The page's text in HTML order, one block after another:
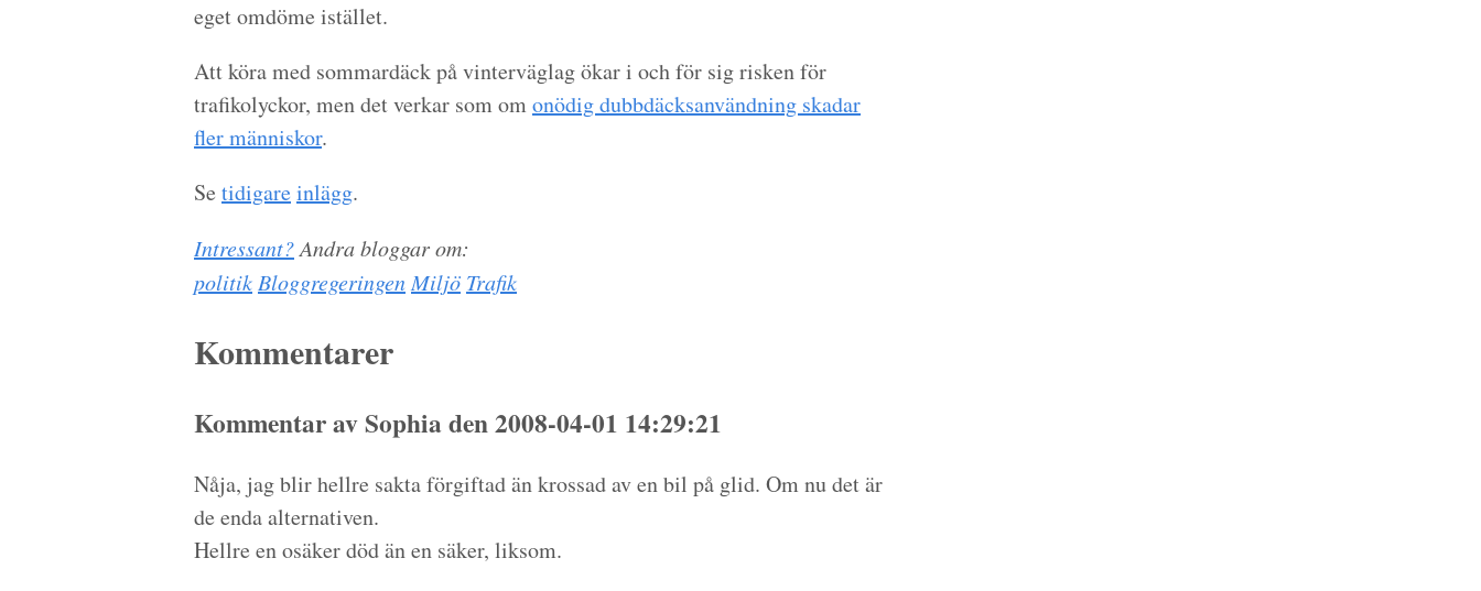
eget omdöme istället.
Att köra med sommardäck på vinterväglag ökar i och för sig risken för
trafikolyckor, men det verkar som omonödig dubbdäcksanvändning skadar
fler människor.
Se tidigareinlägg.
Intressant?Andra bloggar om:
politik Bloggregeringen Miljö Trafik
Kommentarer
Kommentar av Sophia den 2008-04-01 14:29:21
Nåja, jag blir hellre sakta förgiftad än krossad av en bil på glid. Om nu det är
de enda alternativen.
Hellre en osäker död än en säker, liksom.